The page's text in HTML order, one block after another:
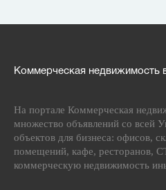
Коммерческая недвижимость
На портале Коммерческая
множество объявлений со всей
объектов для бизнеса: офисов,
помещений, кафе, ресторанов,
коммерческую недвижимость